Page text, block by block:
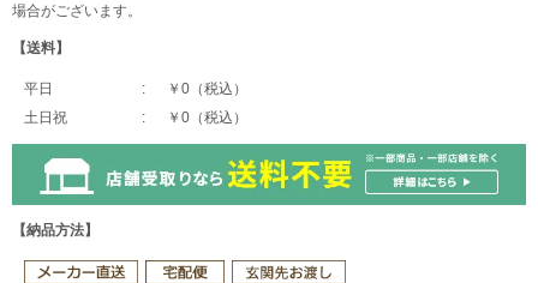
場合がございます。
【送料】
平日
￥0（税込）
土日祝
￥0（税込）
【納品方法】